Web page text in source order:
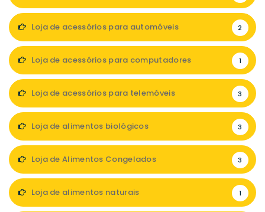
Loja de acessórios para automóveis 2
Loja de acessórios para computadores 1
Loja de acessórios para telemóveis 3
Loja de alimentos biológicos 3
Loja de Alimentos Congelados 3
Loja de alimentos naturais 1